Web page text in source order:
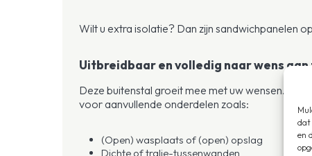
dat
en
Wilt u extra isolatie? Dan zijn sandwichpanelen
Uitbreidbaar en volledig naar wens aan
Deze buitenstal groeit mee met uw wensen.
voor aanvullende onderdelen zoals:
(Open) wasplaats of (open) opslag
Dichte of tralie-tussenwanden